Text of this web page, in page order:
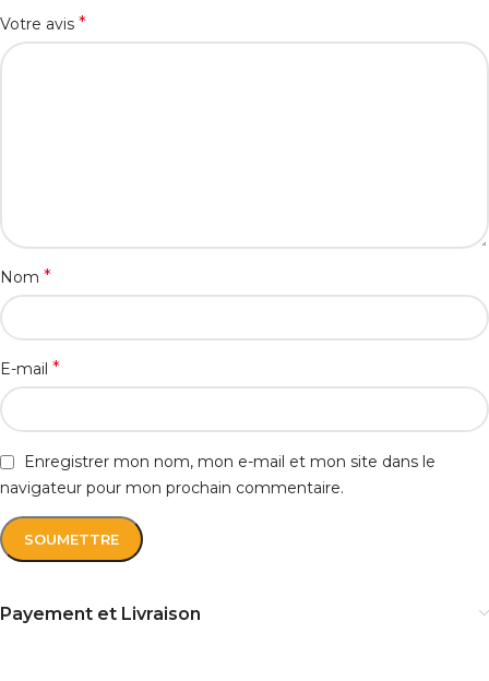
Votre avis *
Nom *
E-mail *
Enregistrer mon nom, mon e-mail et mon site dans le
navigateur pour mon prochain commentaire.
Payement et Livraison